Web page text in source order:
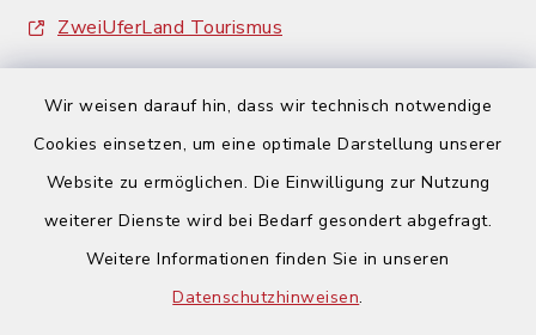
Wir weisen darauf hin, dass wir technisch notwendige
Cookies einsetzen, um eine optimale Darstellung unserer
Website zu ermöglichen. Die Einwilligung zur Nutzung
weiterer Dienste wird bei Bedarf gesondert abgefragt.
Weitere Informationen finden Sie in unseren
Datenschutzhinweisen.
ZweiUferLand Tourismus
Barrierefreiheit